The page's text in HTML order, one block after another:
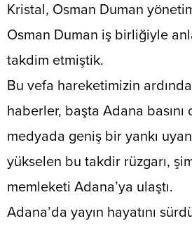
Kristal, Osman Duman
Osman Duman iş birliğiyle
takdim etmiştik.
​Bu vefa hareketimizin
haberler, başta Adana basını
medyada geniş bir yankı
yükselen bu takdir rüzgarı,
memleketi Adana’ya ulaştı.
​Adana’da yayın hayatını